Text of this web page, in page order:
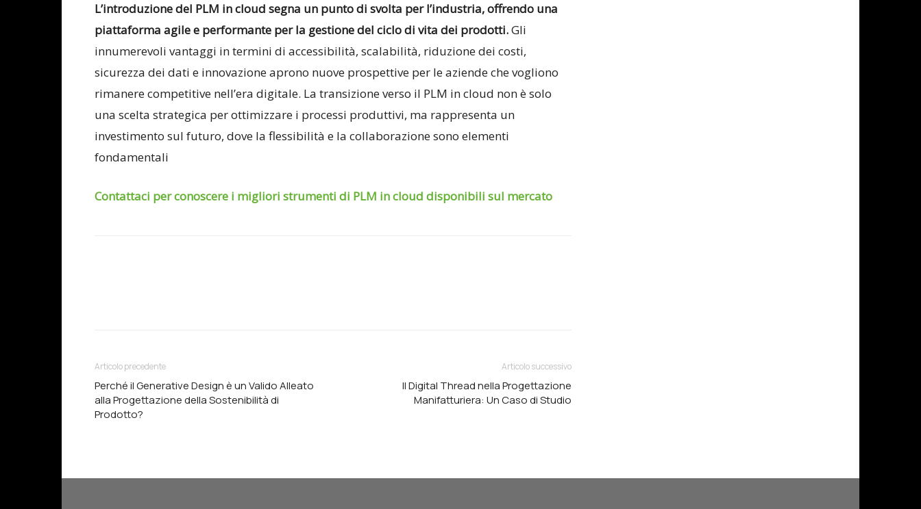
L’introduzione del PLM in cloud segna un punto di svolta per l’industria, offrendo una
piattaforma agile e performante per la gestione del ciclo di vita dei prodotti.Gli
innumerevoli vantaggi in termini di accessibilità, scalabilità, riduzione dei costi,
sicurezza dei dati e innovazione aprono nuove prospettive per le aziende che vogliono
rimanere competitive nell’era digitale. La transizione verso il PLM in cloud non è solo
una scelta strategica per ottimizzare i processi produttivi, ma rappresenta un
investimento sul futuro, dove la flessibilità e la collaborazione sono elementi
fondamentali
Contattaci per conoscere i migliori strumenti di PLM in cloud disponibili sul mercato
Articolo precedente
Perché il Generative Design è un Valido Alleato
alla Progettazione della Sostenibilità di
Prodotto?
Articolo successivo
Il Digital Thread nella Progettazione
Manifatturiera: Un Caso di Studio